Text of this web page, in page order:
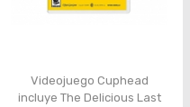
Videojuego Cuphead
incluye The Delicious Last